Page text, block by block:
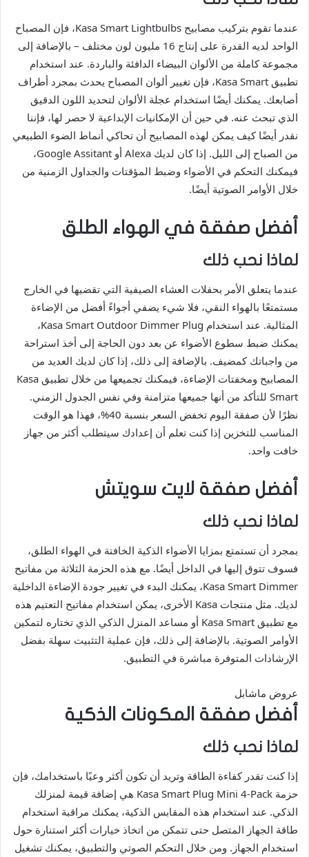
عندما تقوم بتركيب مصابيح Kasa Smart Lightbulbs، فإن المصباح
الواحد لديه القدرة على إنتاج 16 مليون لون مختلف – بالإضافة إلى
مجموعة كاملة من الألوان البيضاء الدافئة والباردة. عند استخدام
تطبيق Kasa Smart، فإن تغيير ألوان المصباح يحدث بمجرد أطراف
أصابعك. يمكنك أيضًا استخدام عجلة الألوان لتحديد اللون الدقيق
الذي تبحث عنه. في حين أن الإمكانيات الإبداعية لا حصر لها، فإننا
نقدر أيضًا كيف يمكن لهذه المصابيح أن تحاكي أنماط الضوء الطبيعي
من الصباح إلى الليل. إذا كان لديك Alexa أو Google Assitant،
فيمكنك التحكم في الأضواء وضبط المؤقتات والجداول الزمنية من
خلال الأوامر الصوتية أيضًا.
أفضل صفقة في الهواء الطلق
لماذا نحب ذلك
عندما يتعلق الأمر بحفلات العشاء الصيفية التي تقضيها في الخارج
مستمتعًا بالهواء النقي، فلا شيء يضفي أجواءً أفضل من الإضاءة
المثالية. عند استخدام Kasa Smart Outdoor Dimmer Plug،
يمكنك ضبط سطوع الأضواء عن بعد دون الحاجة إلى أخذ استراحة
من واجباتك كمضيف. بالإضافة إلى ذلك، إذا كان لديك العديد من
المصابيح ومخفتات الإضاءة، فيمكنك تجميعها من خلال تطبيق Kasa
Smart للتأكد من أنها جميعها متزامنة وفي نفس الجدول الزمني.
نظرًا لأن صفقة اليوم تخفض السعر بنسبة 40%، فهذا هو الوقت
المناسب للتخزين إذا كنت تعلم أن إعدادك سيتطلب أكثر من جهاز
خافت واحد.
أفضل صفقة لايت سويتش
لماذا نحب ذلك
بمجرد أن تستمتع بمزايا الأضواء الذكية الخافتة في الهواء الطلق،
فسوف تتوق إليها في الداخل أيضًا. مع هذه الحزمة الثلاثة من مفاتيح
Kasa Smart Dimmer، يمكنك البدء في تغيير جودة الإضاءة الداخلية
لديك. مثل منتجات Kasa الأخرى، يمكن استخدام مفاتيح التعتيم هذه
مع تطبيق Kasa Smart أو مساعد المنزل الذكي الذي تختاره لتمكين
الأوامر الصوتية. بالإضافة إلى ذلك، فإن عملية التثبيت سهلة بفضل
الإرشادات المتوفرة مباشرة في التطبيق.
عروض ماشابل
أفضل صفقة المكونات الذكية
لماذا نحب ذلك
إذا كنت تقدر كفاءة الطاقة وتريد أن تكون أكثر وعيًا باستخدامك، فإن
حزمة Kasa Smart Plug Mini 4-Pack هي إضافة قيمة لمنزلك
الذكي. عند استخدام هذه المقابس الذكية، يمكنك مراقبة استخدام
طاقة الجهاز المتصل حتى تتمكن من اتخاذ خيارات أكثر استنارة حول
استخدام الجهاز. ومن خلال التحكم الصوتي والتطبيق، يمكنك تشغيل